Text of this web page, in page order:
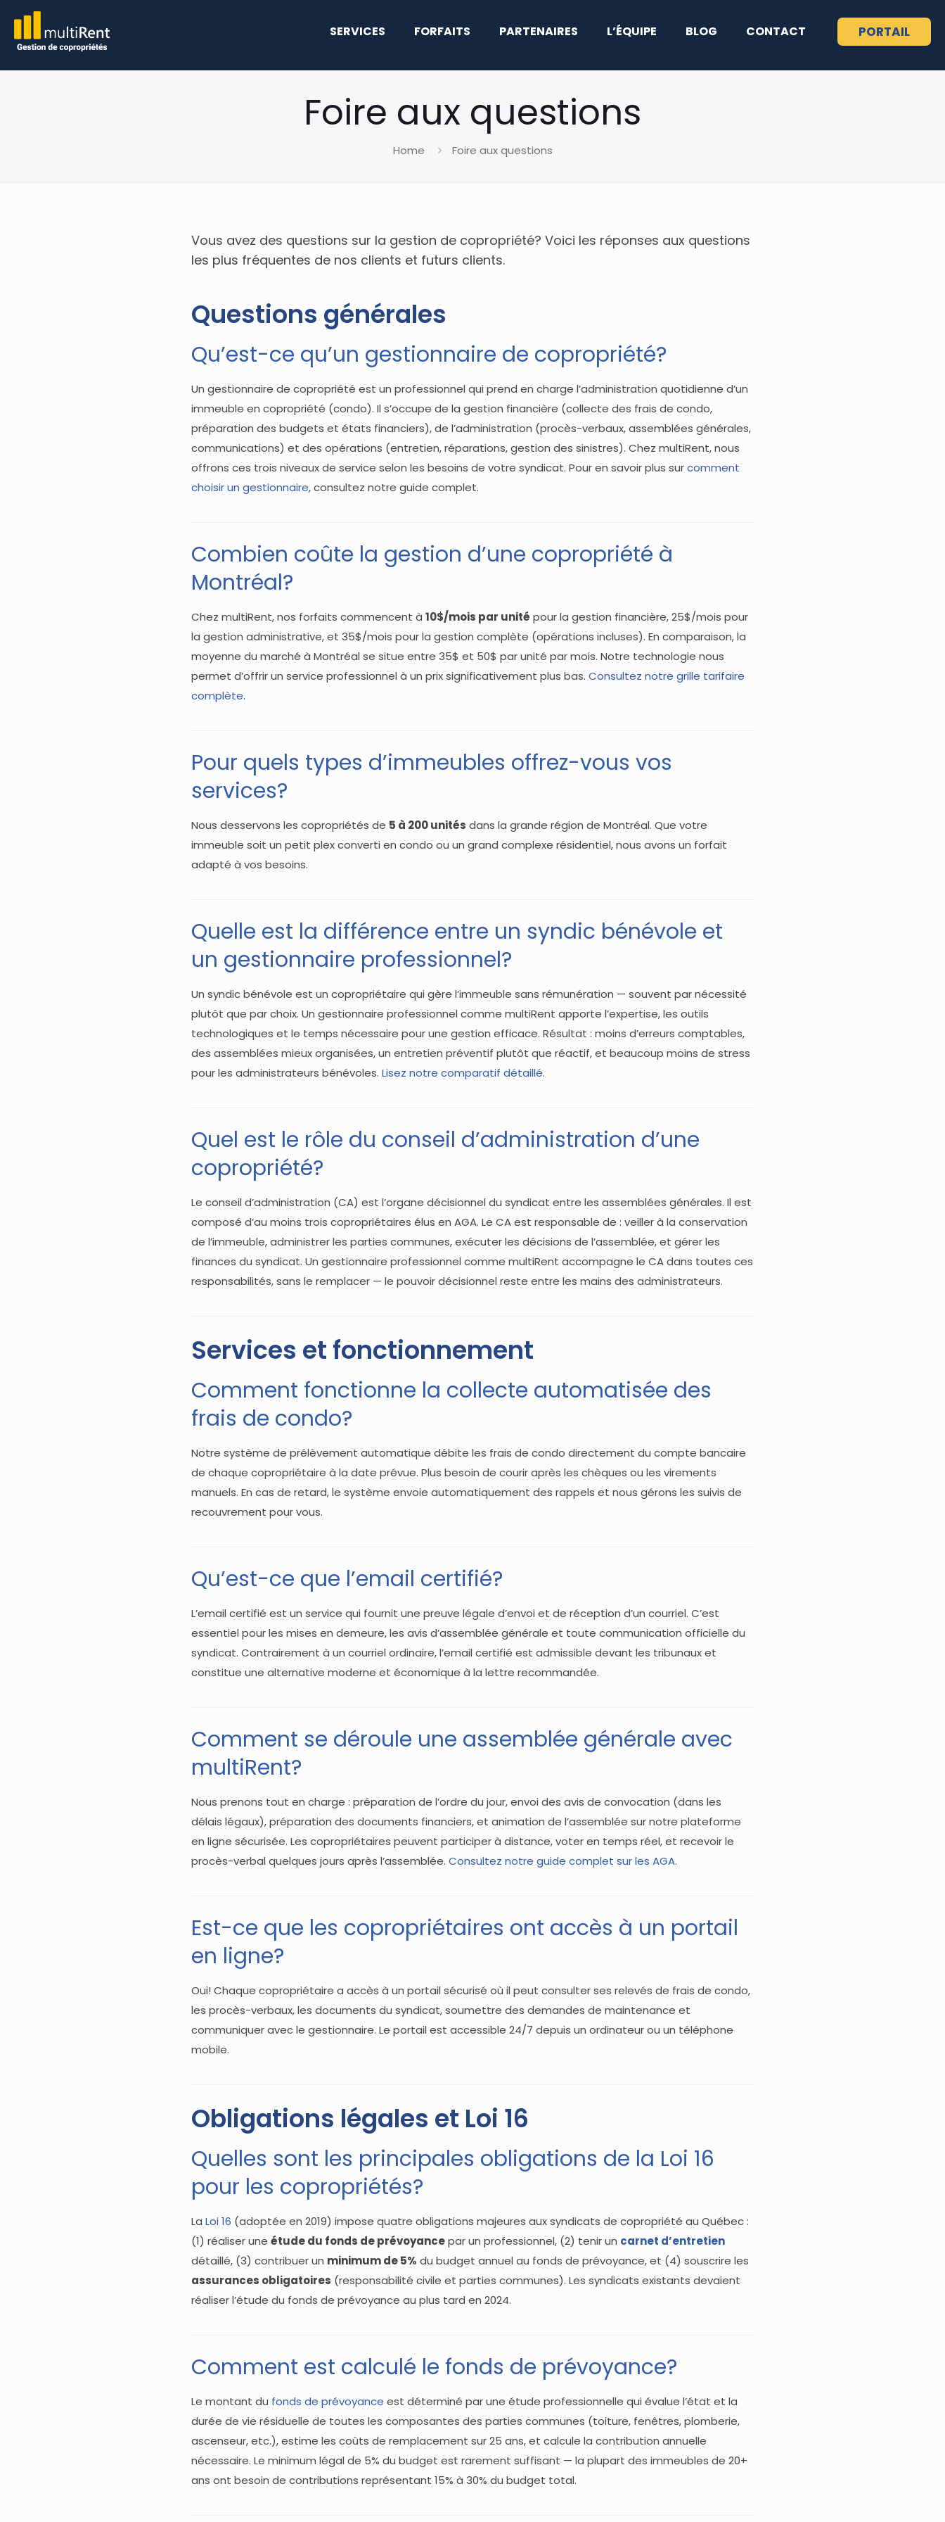
SERVICES FORFAITS PARTENAIRES L’ÉQUIPE BLOG CONTACT PORTAIL
Foire aux questions
Home Foire aux questions
Vous avez des questions sur la gestion de copropriété? Voici les réponses aux questions
les plus fréquentes de nos clients et futurs clients.
Questions générales
Qu’est-ce qu’un gestionnaire de copropriété?
Un gestionnaire de copropriété est un professionnel qui prend en charge l’administration quotidienne d’un
immeuble en copropriété (condo). Il s’occupe de la gestion financière (collecte des frais de condo,
préparation des budgets et états financiers), de l’administration (procès-verbaux, assemblées générales,
communications) et des opérations (entretien, réparations, gestion des sinistres). Chez multiRent, nous
offrons ces trois niveaux de service selon les besoins de votre syndicat. Pour en savoir plus surcomment
choisir un gestionnaire, consultez notre guide complet.
Combien coûte la gestion d’une copropriété à
Montréal?
Chez multiRent, nos forfaits commencent à 10$/mois par unité pour la gestion financière, 25$/mois pour
la gestion administrative, et 35$/mois pour la gestion complète (opérations incluses). En comparaison, la
moyenne du marché à Montréal se situe entre 35$ et 50$ par unité par mois. Notre technologie nous
permet d’offrir un service professionnel à un prix significativement plus bas. Consultez notre grille tarifaire
complète.
Pour quels types d’immeubles offrez-vous vos
services?
Nous desservons les copropriétés de 5 à 200 unités dans la grande région de Montréal. Que votre
immeuble soit un petit plex converti en condo ou un grand complexe résidentiel, nous avons un forfait
adapté à vos besoins.
Quelle est la différence entre un syndic bénévole et
un gestionnaire professionnel?
Un syndic bénévole est un copropriétaire qui gère l’immeuble sans rémunération — souvent par nécessité
plutôt que par choix. Un gestionnaire professionnel comme multiRent apporte l’expertise, les outils
technologiques et le temps nécessaire pour une gestion efficace. Résultat : moins d’erreurs comptables,
des assemblées mieux organisées, un entretien préventif plutôt que réactif, et beaucoup moins de stress
pour les administrateurs bénévoles. Lisez notre comparatif détaillé.
Quel est le rôle du conseil d’administration d’une
copropriété?
Le conseil d’administration (CA) est l’organe décisionnel du syndicat entre les assemblées générales. Il est
composé d’au moins trois copropriétaires élus en AGA. Le CA est responsable de : veiller à la conservation
de l’immeuble, administrer les parties communes, exécuter les décisions de l’assemblée, et gérer les
finances du syndicat. Un gestionnaire professionnel comme multiRent accompagne le CA dans toutes ces
responsabilités, sans le remplacer — le pouvoir décisionnel reste entre les mains des administrateurs.
Services et fonctionnement
Comment fonctionne la collecte automatisée des
frais de condo?
Notre système de prélèvement automatique débite les frais de condo directement du compte bancaire
de chaque copropriétaire à la date prévue. Plus besoin de courir après les chèques ou les virements
manuels. En cas de retard, le système envoie automatiquement des rappels et nous gérons les suivis de
recouvrement pour vous.
Qu’est-ce que l’email certifié?
L’email certifié est un service qui fournit une preuve légale d’envoi et de réception d’un courriel. C’est
essentiel pour les mises en demeure, les avis d’assemblée générale et toute communication officielle du
syndicat. Contrairement à un courriel ordinaire, l’email certifié est admissible devant les tribunaux et
constitue une alternative moderne et économique à la lettre recommandée.
Comment se déroule une assemblée générale avec
multiRent?
Nous prenons tout en charge : préparation de l’ordre du jour, envoi des avis de convocation (dans les
délais légaux), préparation des documents financiers, et animation de l’assemblée sur notre plateforme
en ligne sécurisée. Les copropriétaires peuvent participer à distance, voter en temps réel, et recevoir le
procès-verbal quelques jours après l’assemblée. Consultez notre guide complet sur les AGA.
Est-ce que les copropriétaires ont accès à un portail
en ligne?
Oui! Chaque copropriétaire a accès à un portail sécurisé où il peut consulter ses relevés de frais de condo,
les procès-verbaux, les documents du syndicat, soumettre des demandes de maintenance et
communiquer avec le gestionnaire. Le portail est accessible 24/7 depuis un ordinateur ou un téléphone
mobile.
Obligations légales et Loi 16
Quelles sont les principales obligations de la Loi 16
pour les copropriétés?
La Loi 16 (adoptée en 2019) impose quatre obligations majeures aux syndicats de copropriété au Québec :
(1) réaliser une étude du fonds de prévoyancepar un professionnel, (2) tenir un carnet d’entretien
détaillé, (3) contribuer un minimum de 5% du budget annuel au fonds de prévoyance, et (4) souscrire les
assurances obligatoires (responsabilité civile et parties communes). Les syndicats existants devaient
réaliser l’étude du fonds de prévoyance au plus tard en 2024.
Comment est calculé le fonds de prévoyance?
Le montant du fonds de prévoyance est déterminé par une étude professionnelle qui évalue l’état et la
durée de vie résiduelle de toutes les composantes des parties communes (toiture, fenêtres, plomberie,
ascenseur, etc.), estime les coûts de remplacement sur 25 ans, et calcule la contribution annuelle
nécessaire. Le minimum légal de 5% du budget est rarement suffisant — la plupart des immeubles de 20+
ans ont besoin de contributions représentant 15% à 30% du budget total.